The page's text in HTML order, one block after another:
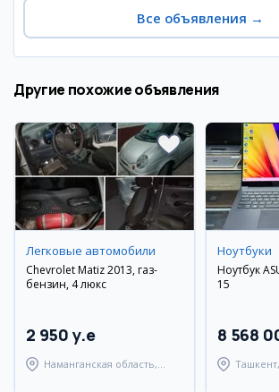
Все объявления →
Другие похожие объявления
Легковые автомобили
Chevrolet Matiz 2013, газ-
бензин, 4 люкс
2 950 y.e
Наманганская область,
Ноутбуки
Ноутбук
15
8 568